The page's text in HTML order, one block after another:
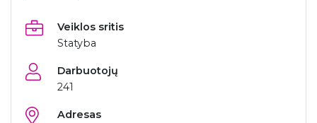
Veiklos sritis
Statyba
Darbuotojų
241
Adresas